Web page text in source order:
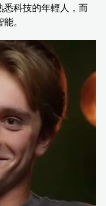
悉科技的年輕人，而
。